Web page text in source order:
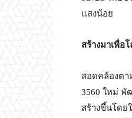
แสงน้อย
สร้างมาเพื่อ
สอดคล้องตา
3560 ใหม่ พั
สร้างขึ้นโดย